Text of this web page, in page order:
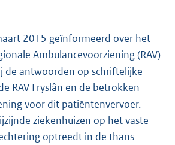
2015 geïnformeerd over het
Ambulancevoorziening (RAV)
de antwoorden op schriftelijke
RAV Fryslân en de betrokken
voor dit patiëntenvervoer.
ziekenhuizen op het vaste
optreedt in de thans